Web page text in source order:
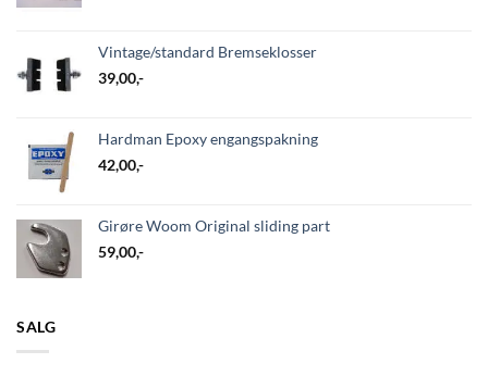
Vintage/standard Bremseklosser
39,00,-
Hardman Epoxy engangspakning
42,00,-
Girøre Woom Original sliding part
59,00,-
SALG